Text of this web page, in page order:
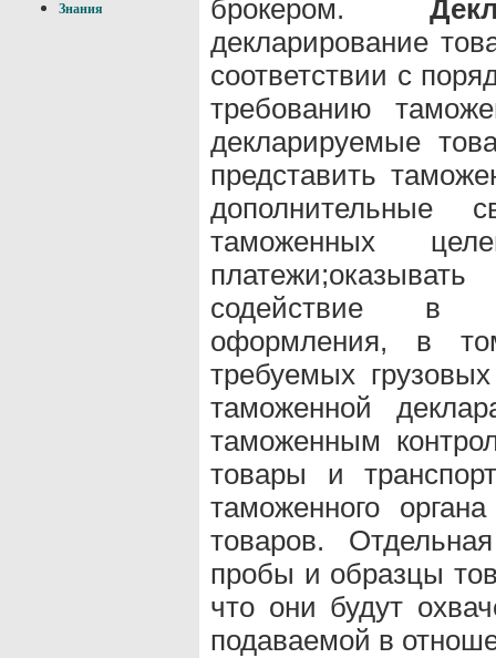
Знания
брокером.
декларирование
соответствии с
требованию
декларируемые
представить
дополнительные
таможенных
содействие в
оформления, в
требуемых
таможенной
таможенным
товары и
таможенного
товаров.
пробы и образцы
что они будут
подаваемой в